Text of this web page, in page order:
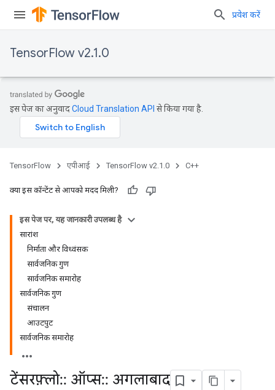
प्रवेश करें
TensorFlow v2.1.0
इस पेज का अनुवादCloud Translation API से किया गया है.
TensorFlow एपीआई TensorFlow v2.1.0 C++
क्या इस कॉन्टेंट से आपको मदद मिली?
इस पेज पर, यह जानकारी उपलब्ध है
सारांश
निर्माता और विध्वंसक
सार्वजनिक गुण
सार्वजनिक समारोह
सार्वजनिक गुण
संचालन
आउटपुट
सार्वजनिक समारोह
टेंसरफ़्लो:: ऑप्स:: अगलाबाद